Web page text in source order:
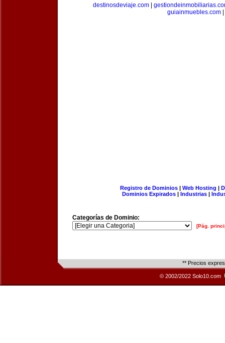
destinosdeviaje.com|
guiainmuebles.com|
Registro de Dominios| Web Hosting |
Dominios Expirados | Industrias |
Categorías de Dominio:
[Pág.
** Precios
© 2002/2022 Solo10.com